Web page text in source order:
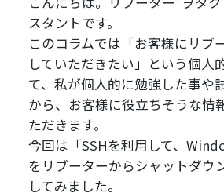
スタントです。
このコラムでは「お客様にリブ
していただきたい」という個人
て、私が個人的に勉強した事や
から、お客様に役立ちそうな情
ただきます。
今回は「SSHを利用して、
をリブーターからシャットダウ
してみました。